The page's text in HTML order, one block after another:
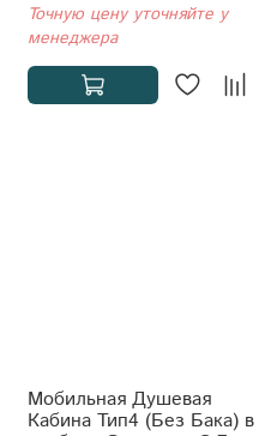
Точную цену уточняйте у
менеджера
Мобильная Душевая
Кабина Тип4 (Без Бака) в